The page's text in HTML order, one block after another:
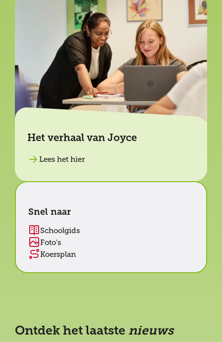
Het verhaal van Joyce
Lees het hier
Snel naar
Schoolgids
Foto's
Koersplan
Ontdek het laatste nieuws